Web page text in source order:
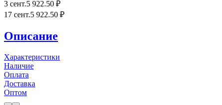
3 сент.5 922.50 ₽
17 сент.5 922.50 ₽
Описание
Характеристики
Наличие
Оплата
Доставка
Оптом